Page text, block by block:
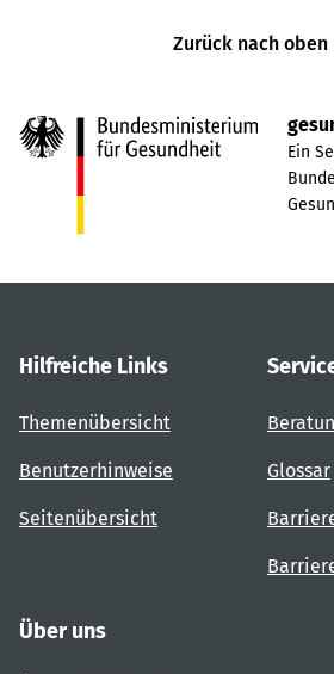
Zurück nach oben
Ein
Hilfreiche Links
Themenübersicht
Benutzerhinweise
Seitenübersicht
Glossar
Über uns